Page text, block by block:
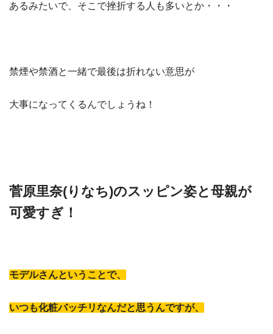
あるみたいで、そこで挫折する人も多いとか・・・
禁煙や禁酒と一緒で最後は折れない意思が
大事になってくるんでしょうね！
菅原里奈(りなち)のスッピン姿と母親が
可愛すぎ！
モデルさんということで、
いつも化粧バッチリなんだと思うんですが、